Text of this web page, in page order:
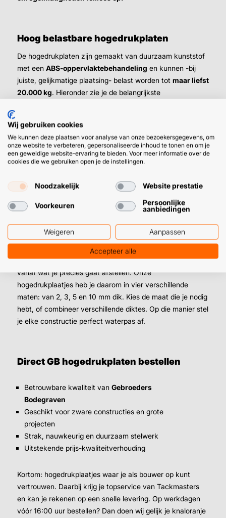
Hoog belastbare hogedrukplaten
De hogedrukplaten zijn gemaakt van duurzaam kunststof
met een ABS-oppervlaktebehandeling en kunnen -bij
juiste, gelijkmatige plaatsing- belast worden tot maar liefst
20.000 kg. Hieronder zie je de belangrijkste
Materiaal:kunststof met ABS-
oppervlaktebehandeling
Verpakking:
per 48 stuks
tot ca. 20.000 kg (afhankelijk
van plaatsing)
Toepassing:afstandhouder / uitvulplaat voor
Hogedrukplaten in verschillende maten
Welke maat hogedrukplaat je gebruikt hangt er natuurlijk
vanaf wat je precies gaat afstellen. Onze
hogedrukplaatjes heb je daarom in vier verschillende
maten: van 2, 3, 5 en 10 mm dik. Kies de maat die je nodig
hebt, of combineer verschillende diktes. Op die manier stel
je elke constructie perfect waterpas af.
Direct GB hogedrukplaten bestellen
Betrouwbare kwaliteit vanGebroeders
Bodegraven
Geschikt voor zware constructies en grote
projecten
Strak, nauwkeurig en duurzaam stelwerk
Uitstekende prijs-kwaliteitverhouding
Kortom: hogedrukplaatjes waar je als bouwer op kunt
vertrouwen. Daarbij krijg je topservice van Tackmasters
en kan je rekenen op een snelle levering. Op werkdagen
vóór 16:00 uur bestellen? Dan doen wij gelijk je knaloranje
Wij gebruiken cookies
We kunnen deze plaatsen voor analyse van onze bezoekersgegevens, om
onze website te verbeteren, gepersonaliseerde inhoud te tonen en om je
een geweldige website-ervaring te bieden. Voor meer informatie over de
cookies die we gebruiken open je de instellingen.
Noodzakelijk Website prestatie
Voorkeuren
Persoonlijke
aanbiedingen
Weigeren Aanpassen
Accepteer alle